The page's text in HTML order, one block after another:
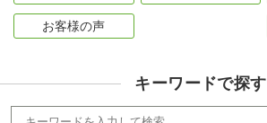
お客様の声
キーワードで探す